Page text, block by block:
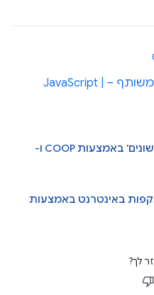
שינויים מתוכננים בזיכרון משותף – JavaScript |
הפיכת האתר ל'מבודד ממקורות שונים' באמצעות COOP ו-
באינטרנט באמצעות